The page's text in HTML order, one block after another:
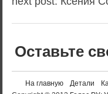
Оставьте
На главную Детали